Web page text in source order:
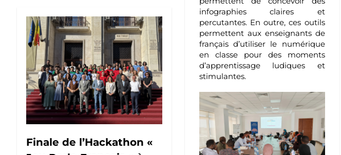
infographies claires et
percutantes. En outre, ces outils
permettent aux enseignants de
français d’utiliser le numérique
en classe pour des moments
d’apprentissage ludiques et
stimulantes.
Finale de l’Hackathon «